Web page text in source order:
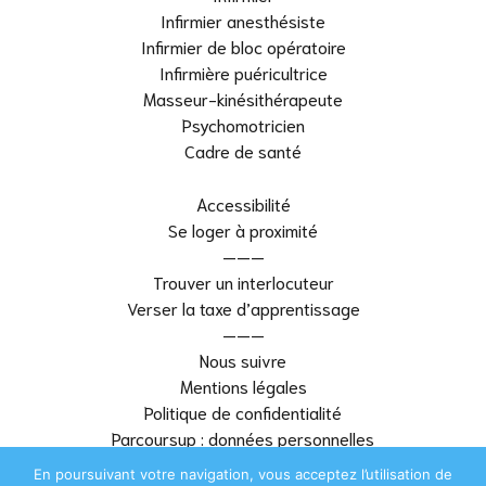
Infirmier anesthésiste
Infirmier de bloc opératoire
Infirmière puéricultrice
Masseur-kinésithérapeute
Psychomotricien
Cadre de santé
Accessibilité
Se loger à proximité
———
Trouver un interlocuteur
Verser la taxe d’apprentissage
———
Nous suivre
Mentions légales
Politique de confidentialité
Parcoursup : données personnelles
———
En poursuivant votre navigation, vous acceptez l’utilisation de